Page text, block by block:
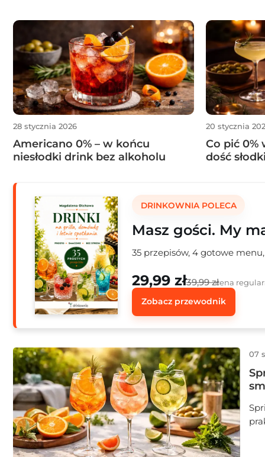
łatwo podać większej grupie. Na końcu
0% oraz prostą listę zakupów.
28 stycznia 2026
Americano 0% – w końcu
niesłodki drink bez alkoholu
20 stycznia
Co pić 0%
dość
DRINKOWNIA POLECA
Masz gości. My
35 przepisów, 4 gotowe
29,99 zł39,99 złcena
Zobacz przewodnik
07